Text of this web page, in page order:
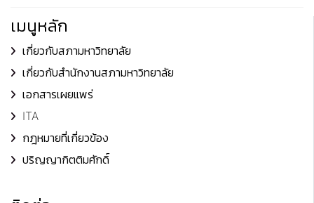
เมนูหลัก
เกี่ยวกับสภามหาวิทยาลัย
เกี่ยวกับสำนักงานสภามหาวิทยาลัย
เอกสารเผยแพร่
ITA
กฎหมายที่เกี่ยวข้อง
ปริญญากิตติมศักดิ์